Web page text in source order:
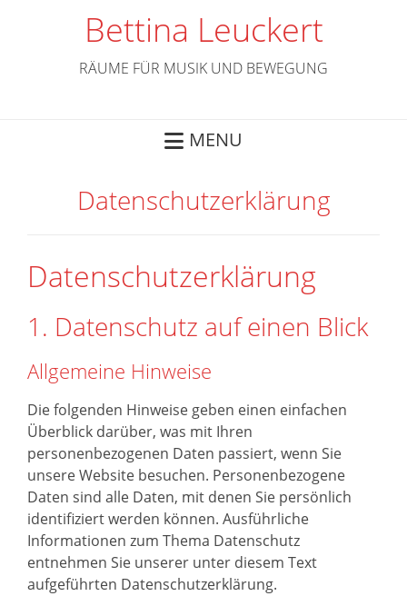
Bettina Leuckert
RÄUME FÜR MUSIK UND BEWEGUNG
MENU
Datenschutzerklärung
Datenschutzerklärung
1. Datenschutz auf einen Blick
Allgemeine Hinweise
Die folgenden Hinweise geben einen einfachen
Überblick darüber, was mit Ihren
personenbezogenen Daten passiert, wenn Sie
unsere Website besuchen. Personenbezogene
Daten sind alle Daten, mit denen Sie persönlich
identifiziert werden können. Ausführliche
Informationen zum Thema Datenschutz
entnehmen Sie unserer unter diesem Text
aufgeführten Datenschutzerklärung.